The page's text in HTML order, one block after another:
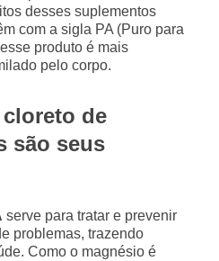
desses suplementos
com a sigla PA (Puro para
produto é mais
pelo corpo.
cloreto de
são seus
serve para tratar e prevenir
problemas, trazendo
Como o magnésio é